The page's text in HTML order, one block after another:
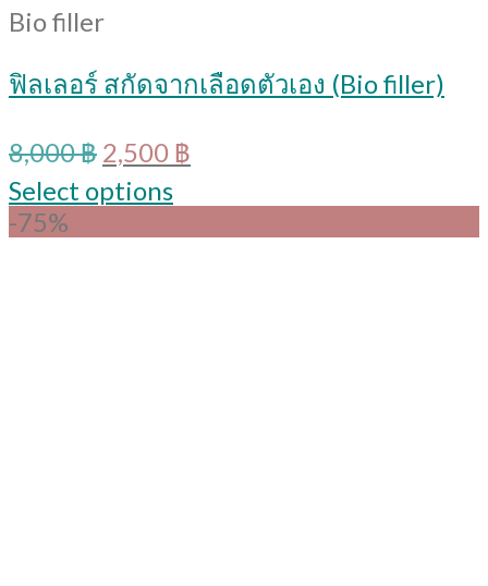
Bio filler
ฟิลเลอร์ สกัดจากเลือดตัวเอง (Bio filler)
8,000฿ Original
price
was:
8,000 ฿.
2,500 ฿
is:
2,500 ฿.
Select options
-75%